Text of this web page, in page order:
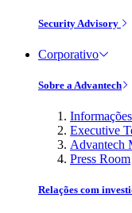
Security Advisory
Corporativo
Sobre a Advantech
Executive
Advantech
Press Room
Relações com